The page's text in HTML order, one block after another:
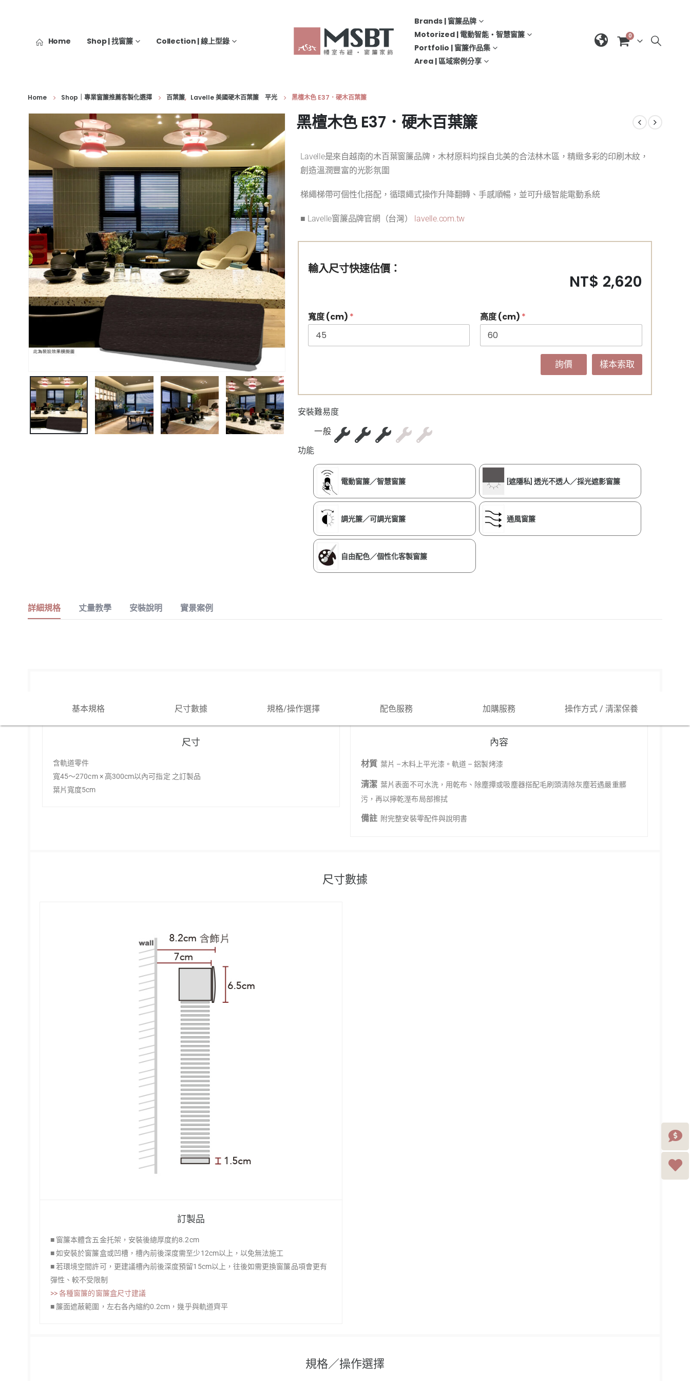
Home Shop | 找窗簾 Collection | 線上型錄
Brands | 窗簾品牌
Motorized | 電動智能‧智慧窗簾
Portfolio | 窗簾作品集
Area | 區域案例分享
0
Home Shop｜專業窗簾推薦客製化選擇 百葉簾, Lavelle 美國硬木百葉簾 平光 黑檀木色 E37．硬木百葉簾
黑檀木色 E37．硬木百葉簾
Lavelle是來自越南的木百葉窗簾品牌，木材原料均採自北美的合法林木區，精緻多彩的印刷木紋，
創造溫潤豐富的光影氛圍
梯繩梯帶可個性化搭配，循環繩式操作升降翻轉、手感順暢，並可升級智能電動系統
■ Lavelle窗簾品牌官網（台灣） lavelle.com.tw
輸入尺寸快速估價：
NT$ 2,620
寬度 (cm) * 高度 (cm) *
詢價 樣本索取
安裝難易度
一般
功能
電動窗簾／智慧窗簾 [遮隱私] 透光不透人／採光遮影窗簾
調光簾／可調光窗簾 通風窗簾
自由配色／個性化客製窗簾
詳細規格 丈量教學 安裝說明 實景案例
基本規格 尺寸數據 規格/操作選擇 配色服務 加購服務 操作方式 / 清潔保養
尺寸
含軌道零件
寬45～270cm × 高300cm以內可指定 之訂製品
葉片寬度5cm
內容
材質 葉片 –木料上平光漆。軌道 – 鋁製烤漆
清潔 葉片表面不可水洗，用乾布、除塵撢或吸塵器搭配毛刷頭清除灰塵若遇嚴重髒
污，再以擰乾溼布局部擦拭
備註 附完整安裝零配件與說明書
尺寸數據
訂製品
■ 窗簾本體含五金托架，安裝後總厚度約8.2cm
■ 如安裝於窗簾盒或凹槽，槽內前後深度需至少12cm以上，以免無法施工
■ 若環境空間許可，更建議槽內前後深度預留15cm以上，往後如需更換窗簾品項會更有
彈性、較不受限制
>> 各種窗簾的窗簾盒尺寸建議
■ 簾面遮蔽範圍，左右各內縮約0.2cm，幾乎與軌道齊平
規格／操作選擇